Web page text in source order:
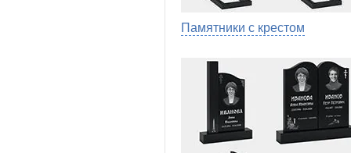
Памятники с крестом